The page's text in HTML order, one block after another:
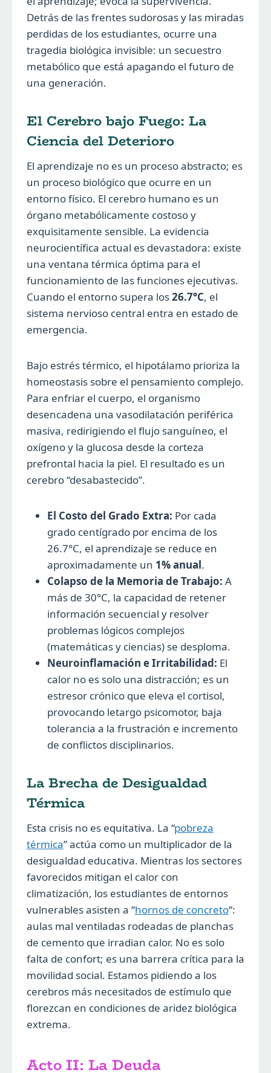
Detrás de las frentes sudorosas y las miradas
perdidas de los estudiantes, ocurre una
tragedia biológica invisible: un secuestro
metabólico que está apagando el futuro de
una generación.
El Cerebro bajo Fuego: La
Ciencia del Deterioro
El aprendizaje no es un proceso abstracto; es
un proceso biológico que ocurre en un
entorno físico. El cerebro humano es un
órgano metabólicamente costoso y
exquisitamente sensible. La evidencia
neurocientífica actual es devastadora: existe
una ventana térmica óptima para el
funcionamiento de las funciones ejecutivas.
Cuando el entorno supera los26.7°C, el
sistema nervioso central entra en estado de
emergencia.
Bajo estrés térmico, el hipotálamo prioriza la
homeostasis sobre el pensamiento complejo.
Para enfriar el cuerpo, el organismo
desencadena una vasodilatación periférica
masiva, redirigiendo el flujo sanguíneo, el
oxígeno y la glucosa desde la corteza
prefrontal hacia la piel. El resultado es un
cerebro “desabastecido”.
El Costo del Grado Extra: Por cada
grado centígrado por encima de los
26.7°C, el aprendizaje se reduce en
aproximadamente un 1% anual.
Colapso de la Memoria de Trabajo: A
más de 30°C, la capacidad de retener
información secuencial y resolver
problemas lógicos complejos
(matemáticas y ciencias) se desploma.
Neuroinflamación e Irritabilidad: El
calor no es solo una distracción; es un
estresor crónico que eleva el cortisol,
provocando letargo psicomotor, baja
tolerancia a la frustración e incremento
de conflictos disciplinarios.
La Brecha de Desigualdad
Térmica
Esta crisis no es equitativa. La “pobreza
térmica” actúa como un multiplicador de la
desigualdad educativa. Mientras los sectores
favorecidos mitigan el calor con
climatización, los estudiantes de entornos
vulnerables asisten a “hornos de concreto“:
aulas mal ventiladas rodeadas de planchas
de cemento que irradian calor. No es solo
falta de confort; es una barrera crítica para la
movilidad social. Estamos pidiendo a los
cerebros más necesitados de estímulo que
florezcan en condiciones de aridez biológica
extrema.
Acto II: La Deuda